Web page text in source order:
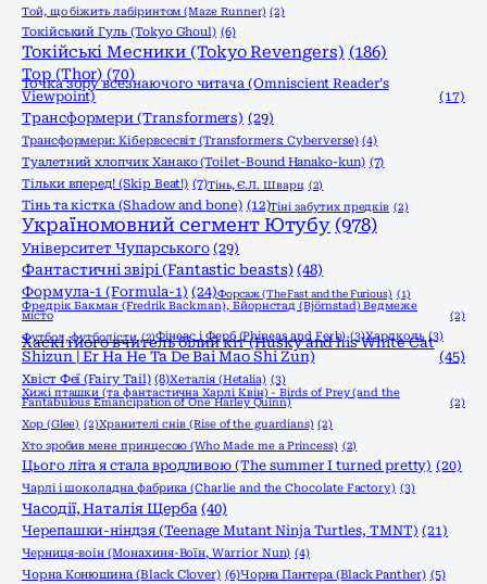
Той, що біжить лабіринтом (Maze Runner) (2)
Токійський Гуль (Tokyo Ghoul) (6)
Токійські Месники (Tokyo Revengers) (186)
Тор (Thor) (70)
Точка зору всезнаючого читача (Omniscient Reader’s
Viewpoint)
(17)
Трансформери (Transformers) (29)
Трансформери: Кібервсесвіт (Transformers: Cyberverse) (4)
Туалетний хлопчик Ханако (Toilet-Bound Hanako-kun) (7)
Тільки вперед! (Skip Beat!) (7)Тінь, Є.Л. Шварц (2)
Тінь та кістка (Shadow and bone) (12)Тіні забутих предків (2)
Україномовний сегмент Ютубу (978)
Університет Чупарського (29)
Фантастичні звірі (Fantastic beasts) (48)
Формула-1 (Formula-1) (24)Форсаж (The Fast and the Furious) (1)
Фредрік Бакман (Fredrik Backman), Бйорнстад (Björnstad) Ведмеже
місто
(2)
Футбол, футболісти (2)Фінеас і Ферб (Phineas and Ferb) (3)Хардколь (3)
Хаскі і його вчитель білий кіт (Husky and his White Cat
Shizun | Er Ha He Ta De Bai Mao Shi Zun)
(45)
Хвіст Феї (Fairy Tail) (8)Хеталія (Hetalia) (3)
Хижі пташки (та фантастична Харлі Квін) - Birds of Prey (and the
Fantabulous Emancipation of One Harley Quinn)
(2)
Хор (Glee) (2)Хранителі снів (Rise of the guardians) (2)
Хто зробив мене принцесою (Who Made me a Princess) (2)
Цього літа я стала вродливою (The summer I turned pretty) (20)
Чарлі і шоколадна фабрика (Charlie and the Chocolate Factory) (3)
Часодії, Наталія Щерба (40)
Черепашки-ніндзя (Teenage Mutant Ninja Turtles, TMNT) (21)
Черниця-воiн (Монахиня-Воïн, Warrior Nun) (4)
Чорна Конюшина (Black Clover) (6)Чорна Пантера (Black Panther) (5)